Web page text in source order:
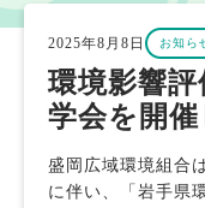
2025年8月8日 お知ら
環境影響
学会を開
盛岡広域環境組合
に伴い、「岩手県